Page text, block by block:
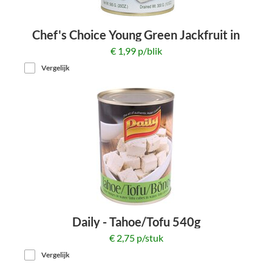
Chef's Choice Young Green Jackfruit in
pekel 565g
€ 1,99 p/blik
Vergelijk
Daily - Tahoe/Tofu 540g
€ 2,75 p/stuk
Vergelijk